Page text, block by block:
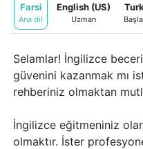
Farsi
Ana dil
English (US)
Uzman
Selamlar! İngilizce
güvenini kazanmak mı
rehberiniz olmaktan
İngilizce eğitmeniniz
olmaktır. İster